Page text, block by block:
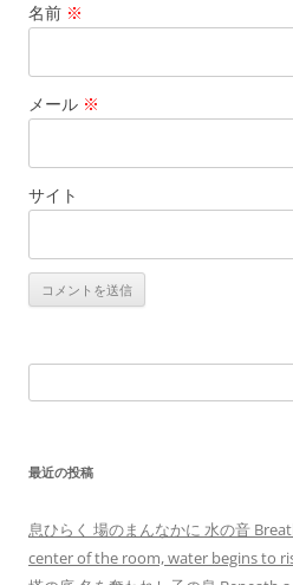
名前 ※
メール ※
サイト
索:
最近の投稿
息ひらく 場のまんなかに 水の音
center of the room, water begins to